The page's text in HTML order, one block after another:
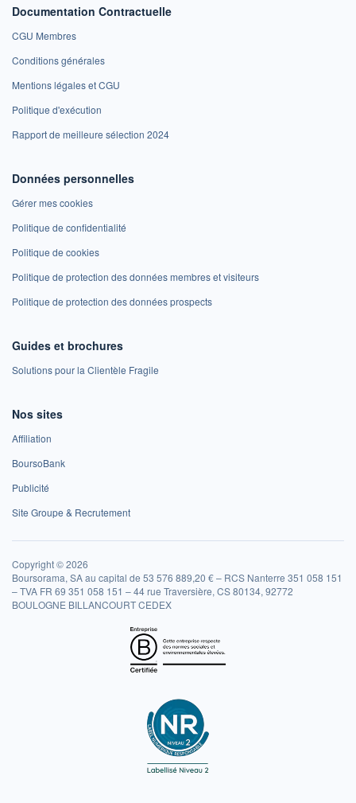
Documentation Contractuelle
CGU Membres
Conditions générales
Mentions légales et CGU
Politique d'exécution
Rapport de meilleure sélection 2024
Données personnelles
Gérer mes cookies
Politique de confidentialité
Politique de cookies
Politique de protection des données membres et visiteurs
Politique de protection des données prospects
Guides et brochures
Solutions pour la Clientèle Fragile
Nos sites
Affiliation
BoursoBank
Publicité
Site Groupe & Recrutement
Copyright © 2026
Boursorama, SA au capital de 53 576 889,20 € – RCS Nanterre 351 058 151
– TVA FR 69 351 058 151 – 44 rue Traversière, CS 80134, 92772
BOULOGNE BILLANCOURT CEDEX